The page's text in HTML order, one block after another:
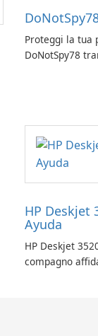
Proteggi la tua
DoNotSpy78
HP Deskjet
Ayuda
HP Deskjet
compagno